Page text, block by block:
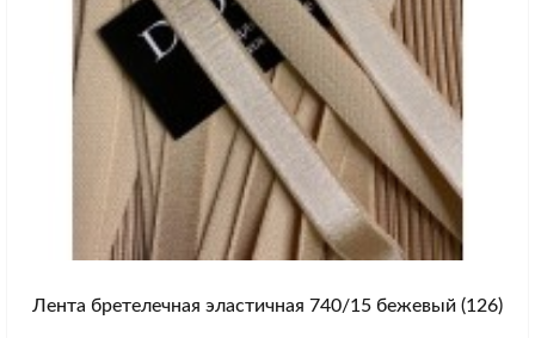
Лента бретелечная эластичная 740/15 бежевый (126)